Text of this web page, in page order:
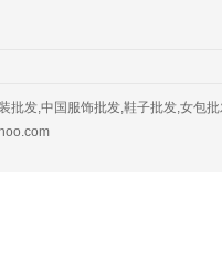
批发,中国服饰批发,鞋子批发,女